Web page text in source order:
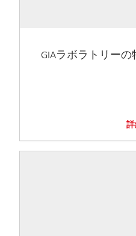
GIAラボラトリー